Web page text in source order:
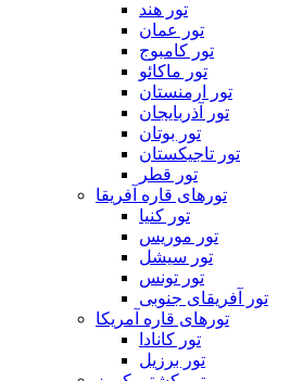
تور هند
تور عمان
تور کامبوج
تور ماکائو
تور ارمنستان
تور آذربایجان
تور بوتان
تور تاجیکستان
تور قطر
تورهای قاره آفریقا
تور کنیا
تور موریس
تور سیشل
تور تونس
تور آفریقای جنوبی
تورهای قاره آمریکا
تور کانادا
تور برزیل